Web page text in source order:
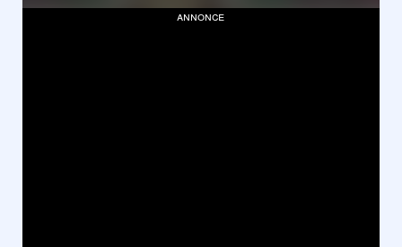
annonce